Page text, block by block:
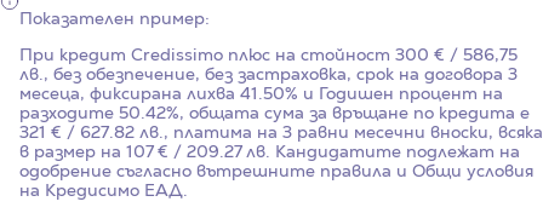
Показателен пример:
При кредит Credissimo плюс на стойност 300 € / 586,75
лв., без обезпечение, без застраховка, срок на договора 3
месеца, фиксирана лихва 41.50% и Годишен процент на
разходите 50.42%, общата сума за връщане по кредита е
321 € / 627.82 лв., платима на 3 равни месечни вноски, всяка
в размер на 107 € / 209.27 лв. Кандидатите подлежат на
одобрение съгласно вътрешните правила и Общи условия
на Кредисимо ЕАД.